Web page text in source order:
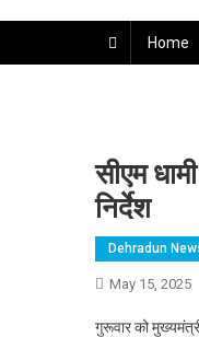
Home
सीएम
निर्देश
Dehradun
May 15, 2025
गुरूवार को